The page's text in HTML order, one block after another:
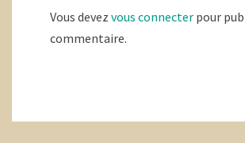
Vous devez vous connecter pour
commentaire.